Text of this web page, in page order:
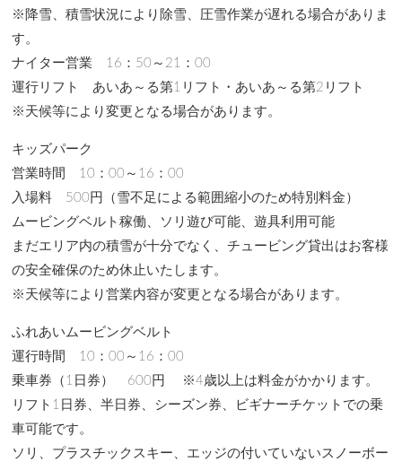
※降雪、積雪状況により除雪、圧雪作業が遅れる場合がありま
す。
ナイター営業 16：50～21：00
運行リフト あいあ～る第1リフト・あいあ～る第2リフト
※天候等により変更となる場合があります。
キッズパーク
営業時間 10：00～16：00
入場料 500円（雪不足による範囲縮小のため特別料金）
ムービングベルト稼働、ソリ遊び可能、遊具利用可能
まだエリア内の積雪が十分でなく、チュービング貸出はお客様
の安全確保のため休止いたします。
※天候等により営業内容が変更となる場合があります。
ふれあいムービングベルト
運行時間 10：00～16：00
乗車券（1日券） 600円 ※4歳以上は料金がかかります。
リフト1日券、半日券、シーズン券、ビギナーチケットでの乗
車可能です。
ソリ、プラスチックスキー、エッジの付いていないスノーボー